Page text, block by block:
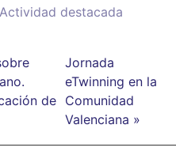
Actividad destacada
de
Jornada
eTwinning en la
Comunidad
Valenciana »